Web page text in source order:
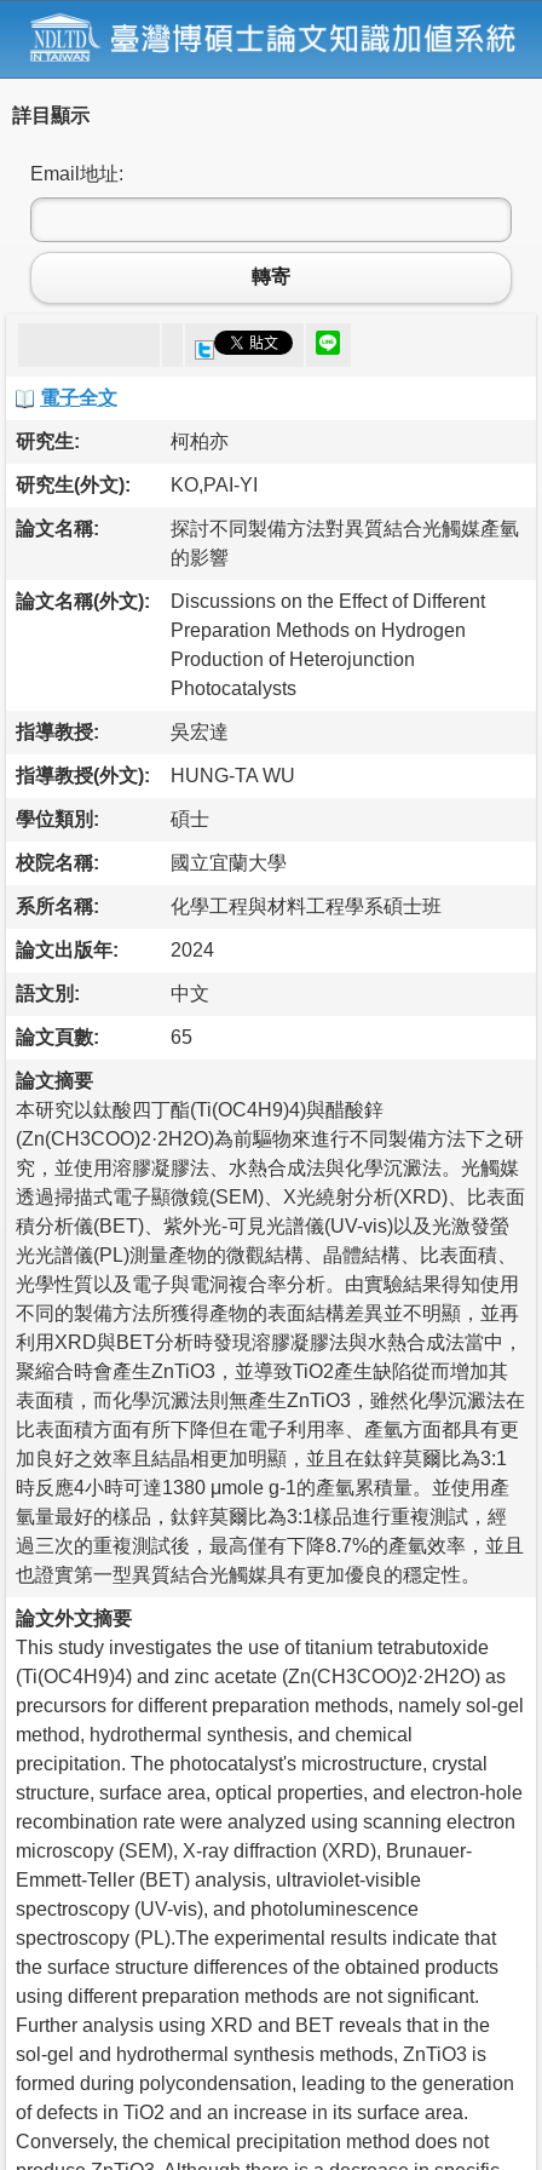
詳目顯示
Email地址:
轉寄
電子全文
研究生: 柯柏亦
研究生(外文): KO,PAI-YI
論文名稱:
探討不同製備方法對異質結合光觸媒產氫
的影響
論文名稱(外文):
Discussions on the Effect of Different
Preparation Methods on Hydrogen
Production of Heterojunction
Photocatalysts
指導教授: 吳宏達
指導教授(外文): HUNG-TA WU
學位類別: 碩士
校院名稱: 國立宜蘭大學
系所名稱: 化學工程與材料工程學系碩士班
論文出版年: 2024
語文別: 中文
論文頁數: 65
論文摘要
本研究以鈦酸四丁酯(Ti(OC4H9)4)與醋酸鋅
(Zn(CH3COO)2·2H2O)為前驅物來進行不同製備方法下之研
究，並使用溶膠凝膠法、水熱合成法與化學沉澱法。光觸媒
透過掃描式電子顯微鏡(SEM)、X光繞射分析(XRD)、比表面
積分析儀(BET)、紫外光-可見光譜儀(UV-vis)以及光激發螢
光光譜儀(PL)測量產物的微觀結構、晶體結構、比表面積、
光學性質以及電子與電洞複合率分析。由實驗結果得知使用
不同的製備方法所獲得產物的表面結構差異並不明顯，並再
利用XRD與BET分析時發現溶膠凝膠法與水熱合成法當中，
聚縮合時會產生ZnTiO3，並導致TiO2產生缺陷從而增加其
表面積，而化學沉澱法則無產生ZnTiO3，雖然化學沉澱法在
比表面積方面有所下降但在電子利用率、產氫方面都具有更
加良好之效率且結晶相更加明顯，並且在鈦鋅莫爾比為3:1
時反應4小時可達1380 μmole g-1的產氫累積量。並使用產
氫量最好的樣品，鈦鋅莫爾比為3:1樣品進行重複測試，經
過三次的重複測試後，最高僅有下降8.7%的產氫效率，並且
也證實第一型異質結合光觸媒具有更加優良的穩定性。
論文外文摘要
This study investigates the use of titanium tetrabutoxide
(Ti(OC4H9)4) and zinc acetate (Zn(CH3COO)2·2H2O) as
precursors for different preparation methods, namely sol-gel
method, hydrothermal synthesis, and chemical
precipitation. The photocatalyst's microstructure, crystal
structure, surface area, optical properties, and electron-hole
recombination rate were analyzed using scanning electron
microscopy (SEM), X-ray diffraction (XRD), Brunauer-
Emmett-Teller (BET) analysis, ultraviolet-visible
spectroscopy (UV-vis), and photoluminescence
spectroscopy (PL).The experimental results indicate that
the surface structure differences of the obtained products
using different preparation methods are not significant.
Further analysis using XRD and BET reveals that in the
sol-gel and hydrothermal synthesis methods, ZnTiO3 is
formed during polycondensation, leading to the generation
of defects in TiO2 and an increase in its surface area.
Conversely, the chemical precipitation method does not